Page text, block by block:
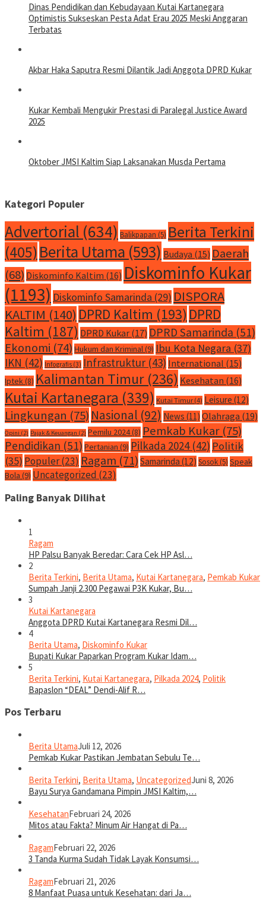
Dinas Pendidikan dan Kebudayaan Kutai Kartanegara
Optimistis Sukseskan Pesta Adat Erau 2025 Meski Anggaran
Terbatas
Akbar Haka Saputra Resmi Dilantik Jadi Anggota DPRD Kukar
Kukar Kembali Mengukir Prestasi di Paralegal Justice Award
2025
Oktober JMSI Kaltim Siap Laksanakan Musda Pertama
Kategori Populer
Advertorial (634) Balikpapan (5) Berita Terkini
(405)Berita Utama (593) Budaya (15) Daerah
(68) Diskominfo Kaltim (16) Diskominfo Kukar
(1193) Diskominfo Samarinda (29) DISPORA
KALTIM (140) DPRD Kaltim (193) DPRD
Kaltim (187) DPRD Kukar (17) DPRD Samarinda (51)
Ekonomi (74) Hukum dan Kriminal(9) Ibu Kota Negara (37)
IKN (42) Infografis (3) Infrastruktur (43) International (15)
Iptek(8) Kalimantan Timur (236) Kesehatan (16)
Kutai Kartanegara (339) Kutai Timur (4) Leisure (12)
Lingkungan (75) Nasional (92) News (11) Olahraga (19)
Opini (2) Pajak & Keuangan (2) Pemilu 2024(8) Pemkab Kukar (75)
Pendidikan (51) Pertanian (9) Pilkada 2024(42) Politik
(35) Populer(23) Ragam (71) Samarinda (12) Sosok(5) Speak
Bola (9) Uncategorized (23)
Paling Banyak Dilihat
1
Ragam
HP Palsu Banyak Beredar: Cara Cek HP Asl…
2
Berita Terkini, Berita Utama, Kutai Kartanegara, Pemkab Kukar
Sumpah Janji 2.300 Pegawai P3K Kukar, Bu…
3
Kutai Kartanegara
Anggota DPRD Kutai Kartanegara Resmi Dil…
4
Berita Utama, Diskominfo Kukar
Bupati Kukar Paparkan Program Kukar Idam…
5
Berita Terkini, Kutai Kartanegara, Pilkada 2024, Politik
Bapaslon “DEAL” Dendi-Alif R…
Pos Terbaru
Berita UtamaJuli 12, 2026
Pemkab Kukar Pastikan Jembatan Sebulu Te…
Berita Terkini, Berita Utama, UncategorizedJuni 8, 2026
Bayu Surya Gandamana Pimpin JMSI Kaltim,…
KesehatanFebruari 24, 2026
Mitos atau Fakta? Minum Air Hangat di Pa…
RagamFebruari 22, 2026
3 Tanda Kurma Sudah Tidak Layak Konsumsi…
RagamFebruari 21, 2026
8 Manfaat Puasa untuk Kesehatan: dari Ja…